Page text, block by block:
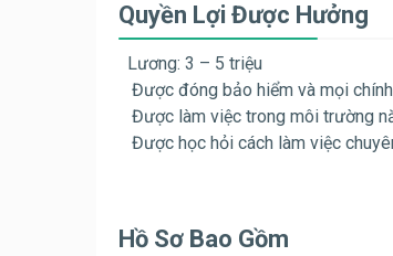
Quyền Lợi Được Hưởng
Lương: 3 – 5 triệu
Được đóng bảo hiểm và mọi
Được làm việc trong môi trường
Được học hỏi cách làm việc
Hồ Sơ Bao Gồm